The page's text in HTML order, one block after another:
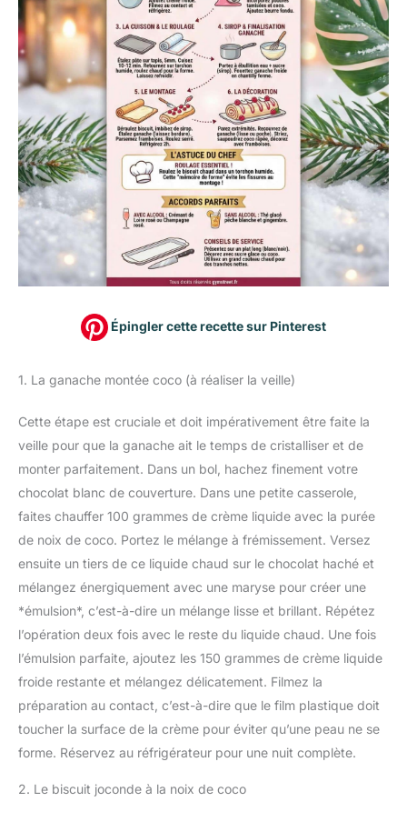
Épingler cette recette sur Pinterest
1. La ganache montée coco (à réaliser la veille)
Cette étape est cruciale et doit impérativement être faite la
veille pour que la ganache ait le temps de cristalliser et de
monter parfaitement. Dans un bol, hachez finement votre
chocolat blanc de couverture. Dans une petite casserole,
faites chauffer 100 grammes de crème liquide avec la purée
de noix de coco. Portez le mélange à frémissement. Versez
ensuite un tiers de ce liquide chaud sur le chocolat haché et
mélangez énergiquement avec une maryse pour créer une
*émulsion*, c’est-à-dire un mélange lisse et brillant. Répétez
l’opération deux fois avec le reste du liquide chaud. Une fois
l’émulsion parfaite, ajoutez les 150 grammes de crème liquide
froide restante et mélangez délicatement. Filmez la
préparation au contact, c’est-à-dire que le film plastique doit
toucher la surface de la crème pour éviter qu’une peau ne se
forme. Réservez au réfrigérateur pour une nuit complète.
2. Le biscuit joconde à la noix de coco